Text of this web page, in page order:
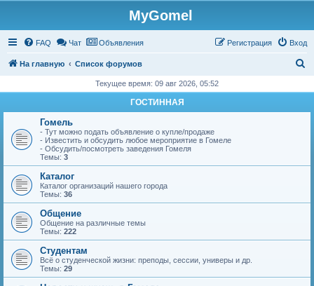
MyGomel
FAQ Чат Объявления Вход
Регистрация
На главную Список форумов
с
Текущее время: 09 авг 2026, 05:52
ГОСТИННАЯ
Гомель
- Тут можно подать объявление о купле/продаже
- Известить и обсудить любое мероприятие в Гомеле
- Обсудить/посмотреть заведения Гомеля
Темы: 3
Каталог
Каталог организаций нашего города
Темы: 36
Общение
Общение на различные темы
Темы: 222
Студентам
Всё о студенческой жизни: преподы, сессии, универы и др.
Темы: 29